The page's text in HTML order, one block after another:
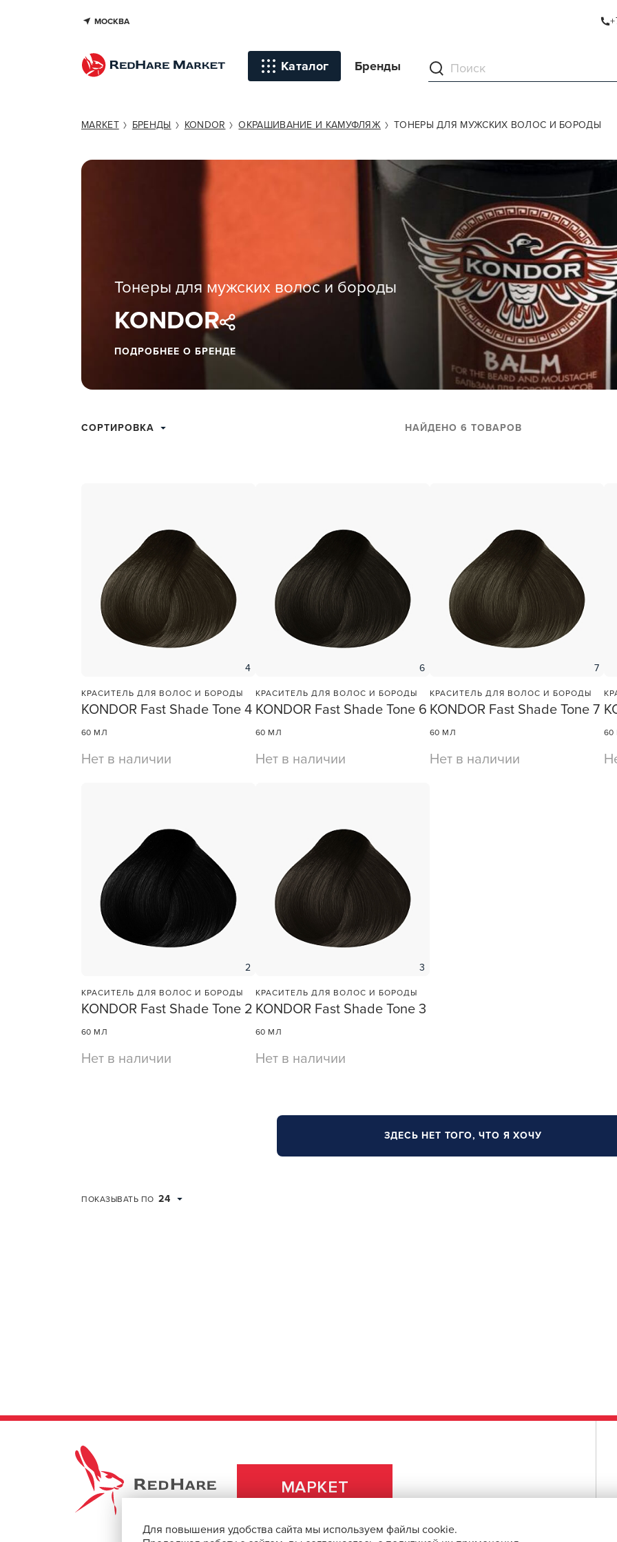
МОСКВА
Каталог Бренды
Инструменты
Окрашивание и камуфляж
Средства для бритья и
Кератин и ботокс для волос
Полотенца пеньюары
фартуки и одежда
Стерилизация и
дезинфекция
Чемоданы сумки и хранение
инструментов
Для обучения
MARKET БРЕНДЫ KONDOR ОКРАШИВАНИЕ И КАМУФЛЯЖ ТОНЕРЫ ДЛЯ МУЖСКИХ ВОЛОС И БОРОДЫ
KONDOR
Тонеры для мужских волос и бороды
ПОДРОБНЕЕ О БРЕНДЕ
СОРТИРОВКА НАЙДЕНО 6 ТОВАРОВ
4
КРАСИТЕЛЬ ДЛЯ ВОЛОС И БОРОДЫ
KONDOR Fast Shade Tone 4
60 МЛ
Нет в наличии
6
КРАСИТЕЛЬ ДЛЯ ВОЛОС И БОРОДЫ
KONDOR Fast Shade Tone 6
60 МЛ
Нет в наличии
7
КРАСИТЕЛЬ ДЛЯ ВОЛОС И БОРОДЫ
KONDOR Fast Shade Tone 7
60 МЛ
Нет в наличии
2
КРАСИТЕЛЬ ДЛЯ ВОЛОС И БОРОДЫ
KONDOR Fast Shade Tone 2
60 МЛ
Нет в наличии
3
КРАСИТЕЛЬ ДЛЯ ВОЛОС И БОРОДЫ
KONDOR Fast Shade Tone 3
60 МЛ
Нет в наличии
ЗДЕСЬ НЕТ ТОГО, ЧТО Я ХОЧУ
ПОКАЗЫВАТЬ ПО 24
REDHARE МАРКЕТ
У нас есть приложение
смотреть товары и оформлять
УСТАНОВЛЮ ПОЗЖЕ
Для повышения удобства сайта мы используем файлы cookie.